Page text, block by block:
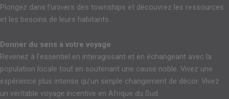
Plongez dans l’univers des townships et découvrez les ressources
et les besoins de leurs habitants.
Donner du sens à votre voyage
Revenez à l’essentiel en interagissant et en échangeant avec la
population locale tout en soutenant une cause noble. Vivez une
expérience plus intense qu’un simple changement de décor. Vivez
un véritable voyage incentive en Afrique du Sud.